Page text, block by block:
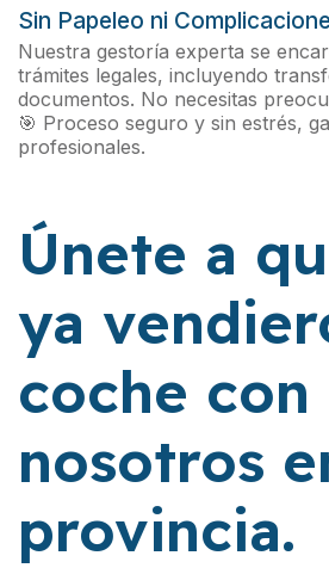
Sin Papeleo ni
Nuestra gestoría experta se
trámites legales, incluyendo
documentos. No necesitas
🎯 Proceso seguro y sin estrés,
profesionales.
Únete a
ya
coche con
nosotros
provincia.